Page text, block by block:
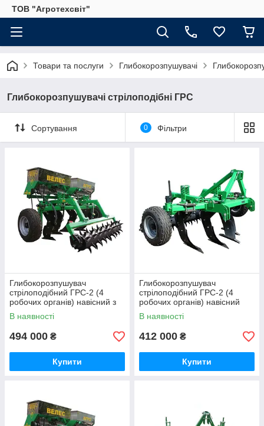
ТОВ "Агротехсвіт"
Товари та послуги Глибокорозпушувачі
Глибокорозпушувачі стрілоподібні ГРС
Сортування 0 Фільтри
Глибокорозпушувач
стрілоподібний ГРС-2 (4
робочих органів) навісний з
внесенням добрив кольчатий
каток Велес-Агро
В наявності
494 000 ₴
Купити
Глибокорозпушувач
стрілоподібний ГРС-2 (4
робочих органів) навісний
кольчатий каток Велес-Агро
В наявності
412 000 ₴
Купити